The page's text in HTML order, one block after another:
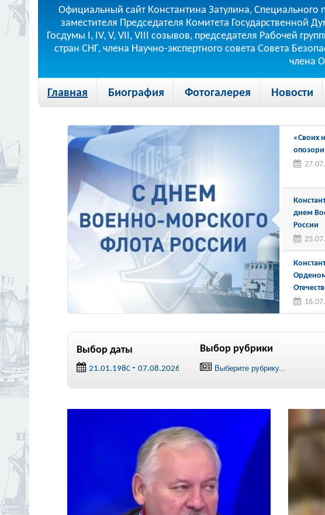
Официальный сайт Константина Затулина,
заместителя Председателя Комитета Государственной
Госдумы I, IV, V, VII, VIII созывов, председателя Рабочей
стран СНГ, члена Научно-экспертного совета Совета
члена
Главная Биография Фотогалерея Новости
«Своих
днем
России
Выбор даты
-
Выбор рубрики